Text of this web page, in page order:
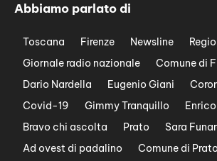
Abbiamo parlato di
Toscana Firenze Newsline
Giornale radio nazionale
Comune di
Dario Nardella
Eugenio Giani
Covid-19
Gimmy Tranquillo
Enrico
Bravo chi ascolta
Prato Sara
Ad ovest di padalino
Comune di Prato